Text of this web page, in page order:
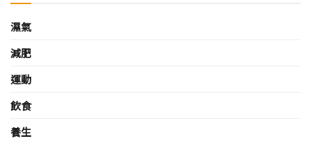
濕氣
減肥
運動
飲食
養生